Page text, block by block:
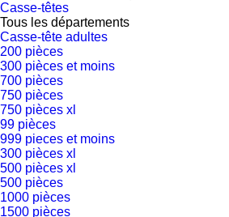
Casse-têtes
Tous les départements
Casse-tête adultes
200 pièces
300 pièces et moins
700 pièces
750 pièces
750 pièces xl
99 pièces
999 pieces et moins
300 pièces xl
500 pièces xl
500 pièces
1000 pièces
1500 pièces